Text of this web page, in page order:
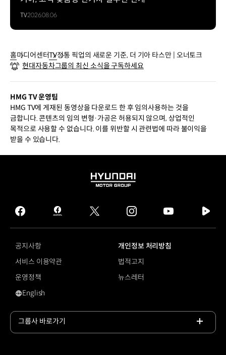
TV2026.08.06
홈미디어센터TV정통 픽업의 새로운 기준, 더 기아 타스만 | 오너토크
현대자동차그룹의 최신 소식을 구독하세요
HMG TV 운영팀
HMG TV에 게재된 동영상을 다운로드 한 후 임의사용하는 것을
금합니다. 콘텐츠의 임의 변형·가공은 허용되지 않으며, 상업적인
목적으로 사용할 수 없습니다. 이를 위반할 시 관련법에 따라 불이익을
받을 수 있습니다.
HYUNDAI
GROUP
facebook
hmg
journal
twitter instagram
tv
공지사항
개인정보 처리방침
서비스 이용약관
법적고지
운영정책
뉴스레터
영문 사이트로 이동
English
그룹사 바로가기